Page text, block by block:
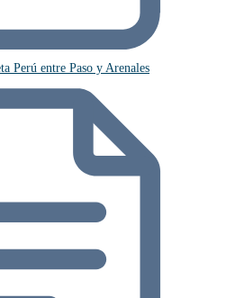
Perú entre Paso y Arenales